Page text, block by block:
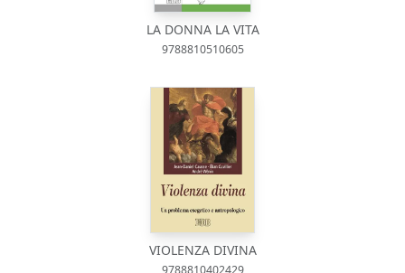
LA DONNA LA VITA
9788810510605
VIOLENZA DIVINA
9788810402429